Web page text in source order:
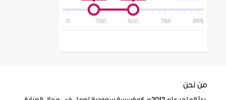
ITS Skin
Ivation
1
Lime Crime
0 250 500 749 999
من نحن